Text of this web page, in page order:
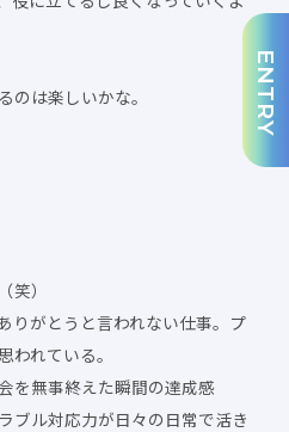
のは楽しいかな。
）
りがとうと言われない仕事。プ
われている。
を無事終えた瞬間の達成感
ブル対応力が日々の日常で活き
ENTRY